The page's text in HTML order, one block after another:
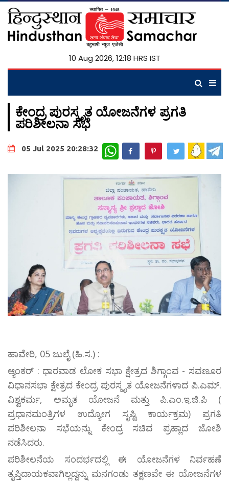
10 Aug 2026, 12:18 HRS IST
ಕೇಂದ್ರ ಪುರಸ್ಕೃತ ಯೋಜನೆಗಳ ಪ್ರಗತಿ
ಪರಿಶೀಲನಾ ಸಭೆ
05 Jul 2025 20:28:32 WhatsApp
ಹಾವೇರಿ, 05 ಜುಲೈ (ಹಿ.ಸ.) :
ಆ್ಯಂಕರ್ : ಧಾರವಾಡ ಲೋಕ ಸಭಾ ಕ್ಷೇತ್ರದ ಶಿಗ್ಗಾಂವ - ಸವಣೂರ
ವಿಧಾನಸಭಾ ಕ್ಷೇತ್ರದ ಕೇಂದ್ರ ಪುರಸ್ಕೃತ ಯೋಜನೆಗಳಾದ ಪಿ.ಎಮ್.
ವಿಶ್ವಕರ್ಮ, ಅಮೃತ ಯೋಜನೆ ಮತ್ತು ಪಿ.ಎಂ.ಇ.ಜಿ.ಪಿ (
ಪ್ರಧಾನಮಂತ್ರಿಗಳ ಉದ್ಯೋಗ ಸೃಷ್ಟಿ ಕಾರ್ಯಕ್ರಮ) ಪ್ರಗತಿ
ಪರಿಶೀಲನಾ ಸಭೆಯನ್ನು ಕೇಂದ್ರ ಸಚಿವ ಪ್ರಹ್ಲಾದ ಜೋಶಿ
ನಡೆಸಿದರು.
ಪರಿಶೀಲನೆಯ ಸಂದರ್ಭದಲ್ಲಿ ಈ ಯೋಜನೆಗಳ ನಿರ್ವಹಣೆ
ತೃಪ್ತಿದಾಯಕವಾಗಿಲ್ಲದ್ದನ್ನು ಮನಗಂಡು ತಕ್ಷಣವೇ ಈ ಯೋಜನೆಗಳ